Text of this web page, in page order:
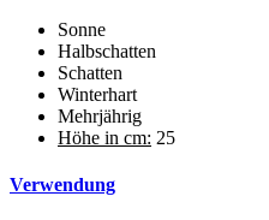
Sonne
Halbschatten
Schatten
Winterhart
Mehrjährig
Höhe in cm: 25
Verwendung